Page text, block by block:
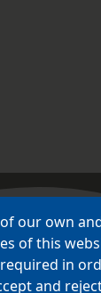
Diversité
!
our own
of this
in
and